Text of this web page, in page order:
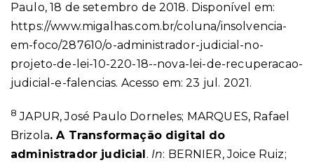
Paulo, 18 de setembro de 2018. Disponível em:
https://www.migalhas.com.br/coluna/insolvencia-
em-foco/287610/o-administrador-judicial-no-
projeto-de-lei-10-220-18--nova-lei-de-recuperacao-
judicial-e-falencias. Acesso em: 23 jul. 2021.
8 JAPUR, José Paulo Dorneles; MARQUES, Rafael
Brizola. A Transformação digital do
administrador judicial. In: BERNIER, Joice Ruiz;